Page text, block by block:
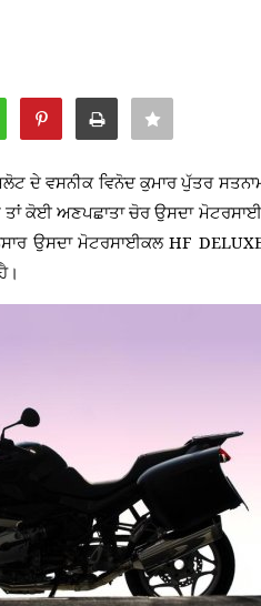
ਦੇ ਵਸਨੀਕ ਵਿਨੋਦ ਕੁਮਾਰ ਪੁੱਤਰ
ਕੋਈ ਅਣਪਛਾਤਾ ਚੋਰ ਉਸਦਾ
ਉਸਦਾ ਮੋਟਰਸਾਈਕਲHF